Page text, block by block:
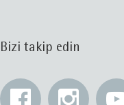
Bizi takip edin